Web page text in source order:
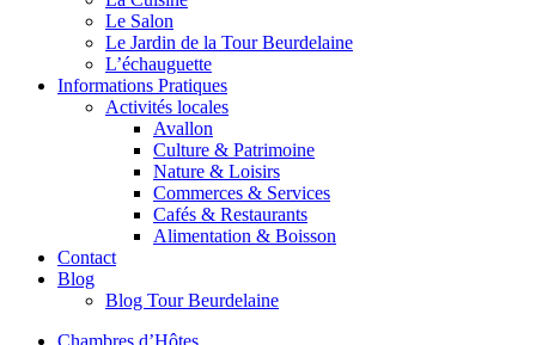
Le Salon
Le Jardin de la Tour Beurdelaine
L’échauguette
Informations Pratiques
Activités locales
Avallon
Culture & Patrimoine
Nature & Loisirs
Commerces & Services
Cafés & Restaurants
Alimentation & Boisson
Contact
Blog
Blog Tour Beurdelaine
Chambres d’Hôtes